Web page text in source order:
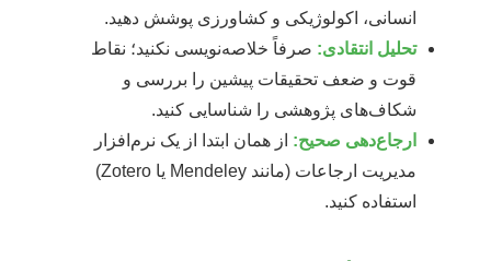
انسانی، اکولوژیکی و کشاورزی پوشش دهید.
تحلیل انتقادی: صرفاً خلاصه‌نویسی نکنید؛ نقاط
قوت و ضعف تحقیقات پیشین را بررسی و
شکاف‌های پژوهشی را شناسایی کنید.
ارجاع‌دهی صحیح: از همان ابتدا از یک نرم‌افزار
مدیریت ارجاعات (مانند Mendeley یا Zotero)
استفاده کنید.